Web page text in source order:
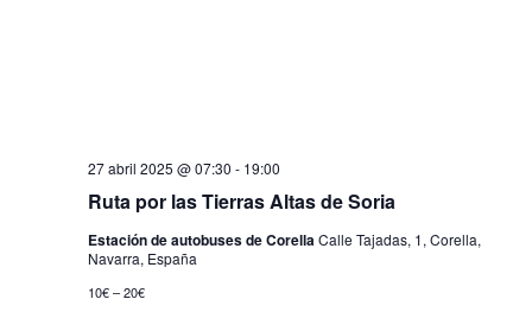
Ruta por las Tierras Altas de Soria
27 abril 2025 @ 07:30 - 19:00
Estación de autobuses de CorellaCalle Tajadas, 1, Corella,
Navarra, España
10€ – 20€